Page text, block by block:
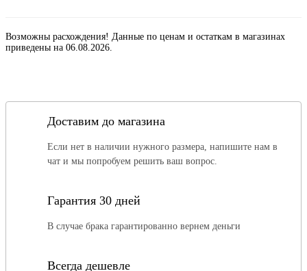
Возможны расхождения! Данные по ценам и остаткам в магазинах
приведены на 06.08.2026.
Доставим до магазина
Если нет в наличии нужного размера, напишите нам в
чат и мы попробуем решить ваш вопрос.
Гарантия 30 дней
В случае брака гарантированно вернем деньги
Всегда дешевле